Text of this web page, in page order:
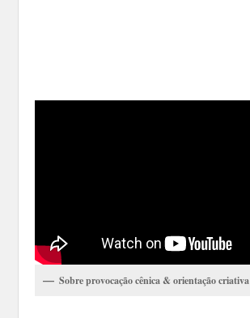
Sobre provocação cênica & orientação criativa